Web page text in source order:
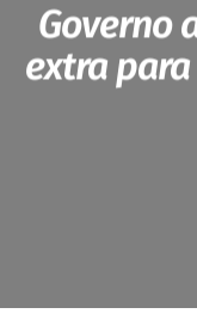
Governo
extra